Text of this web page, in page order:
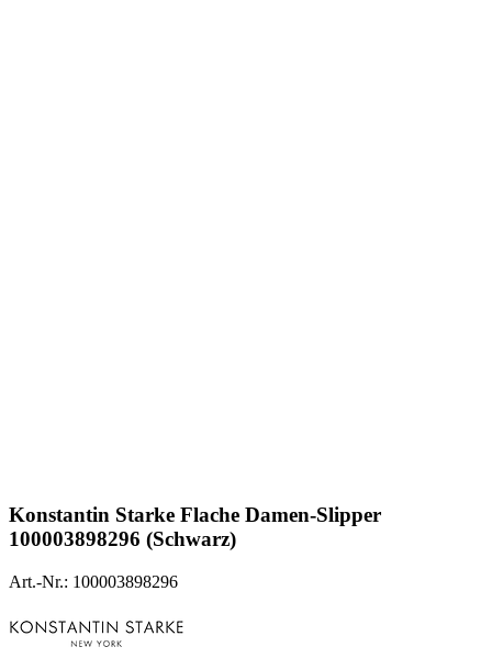
Konstantin Starke Flache Damen-Slipper
100003898296 (Schwarz)
Art.-Nr.: 100003898296